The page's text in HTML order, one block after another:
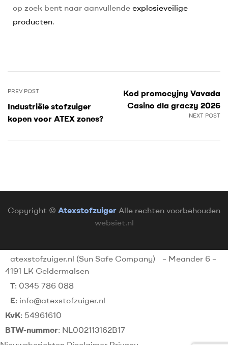
op zoek bent naar aanvullende explosieveilige
producten.
PREV POST
Industriële stofzuiger
kopen voor ATEX zones?
NEXT POST
Kod promocyjny Vavada
Casino dla graczy 2026
Copyright © Atexstofzuiger Alle rechten voorbehouden
websiet.nl
atexstofzuiger.nl (Sun Safe Company)
– Meander 6 –
4191 LK Geldermalsen
T: 0345 786 088
E: info@atexstofzuiger.nl
KvK: 54961610
BTW-nummer: NL002113162B17